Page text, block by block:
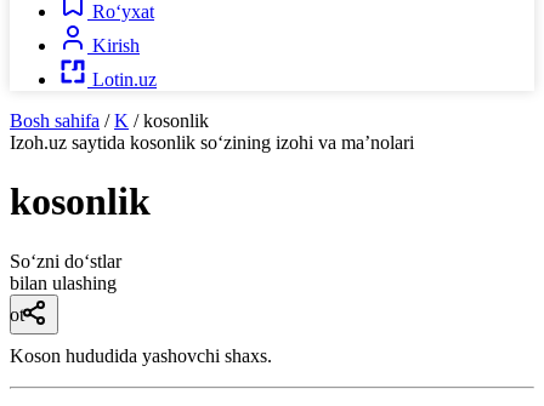
Ro‘yxat
Kirish
Lotin.uz
Bosh sahifa / K / kosonlik
Izoh.uz saytida kosonlik so‘zining izohi va ma’nolari
kosonlik
So‘zni do‘stlar
bilan ulashing
ot
Koson hududida yashovchi shaxs.